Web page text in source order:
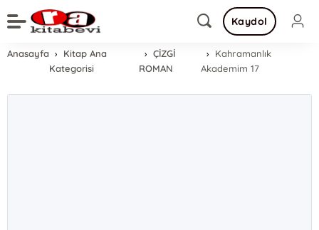
Kaydol
Anasayfa
Kitap Ana
Kategorisi
ÇİZGİ
ROMAN
Kahramanlık
Akademim 17